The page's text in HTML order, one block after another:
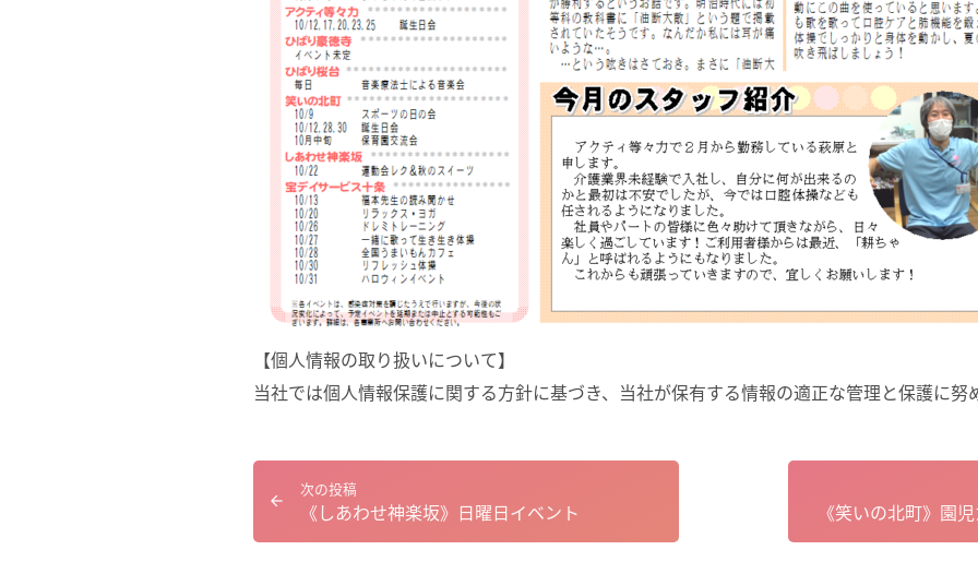
【個人情報の取り扱いについて】
当社では個人情報保護に関する方針に基づき、当社が保有する情報の適正な管理と保護に努
《笑いの北町》園
次の投稿
《しあわせ神楽坂》日曜日イベント